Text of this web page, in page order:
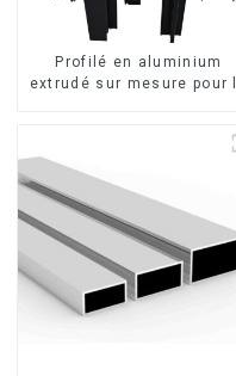
Profilé en aluminium
extrudé sur mesure pour